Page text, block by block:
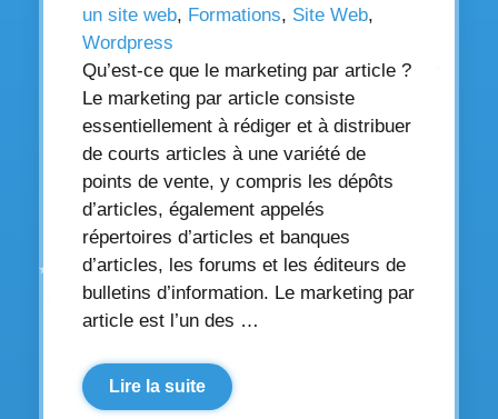
un site web, Formations, Site Web,
Wordpress
Qu’est-ce que le marketing par article ?
Le marketing par article consiste
essentiellement à rédiger et à distribuer
de courts articles à une variété de
points de vente, y compris les dépôts
d’articles, également appelés
répertoires d’articles et banques
d’articles, les forums et les éditeurs de
bulletins d’information. Le marketing par
article est l’un des …
Lire la suite